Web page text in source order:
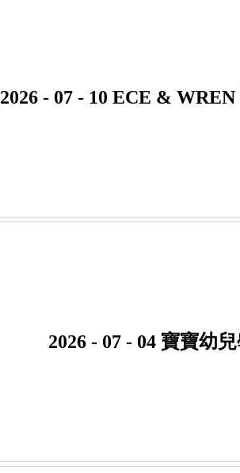
2026 - 07 - 10 ECE &
2026 - 07 - 04 寶寶幼